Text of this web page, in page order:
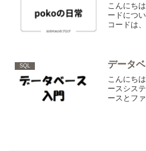
こんにち
ードにつ
コードは
SQL データ
こんにち
ースシス
ースとフ